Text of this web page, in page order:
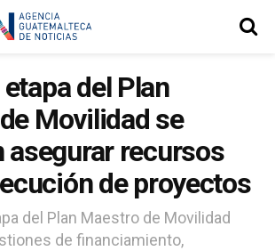
del Plan
Movilidad se
asegurar recursos
de proyectos
del Plan Maestro de Movilidad
de financiamiento,